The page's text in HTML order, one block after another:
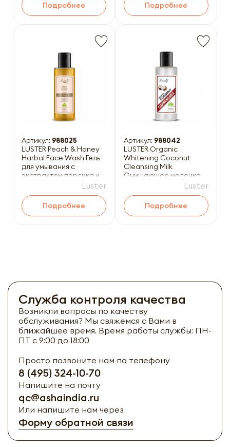
Подробнее Подробнее
Артикул: 988025
LUSTER Peach & Honey
Harbal Face Wash Гель
для умывания с
экстрактом персика и
Luster
Подробнее
Артикул: 988042
LUSTER Organic
Whitening Coconut
Cleansing Milk
Очищающее молочко
для лица с кокосовой
Luster
Подробнее
Служба контроля качества
Возникли вопросы по качеству
обслуживания? Мы свяжемся с Вами в
ближайшее время. Время работы службы: ПН-
ПТ с 9:00 до 18:00
Просто позвоните нам по телефону
8 (495) 324-10-70
Напишите на почту
qc@ashaindia.ru
Или напишите нам через
Форму обратной связи